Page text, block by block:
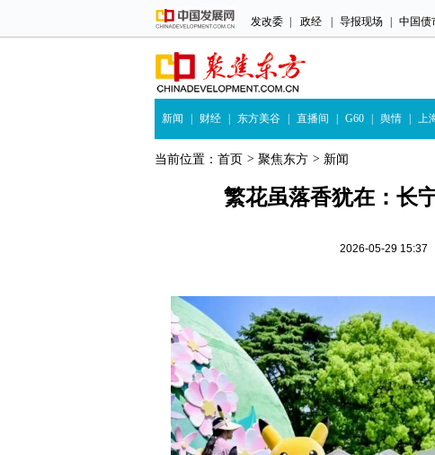
发改委 政经 导报现场 中国债
新闻 财经 东方美谷 直播间 G60 舆情 上
当前位置： 首页 > 聚焦东方 > 新闻
繁花虽落香犹在：长
2026-05-29 15:37